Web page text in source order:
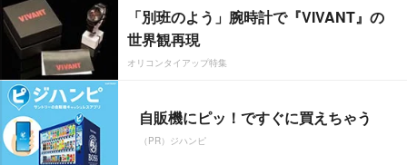
「別班のよう」腕時計で『VIVANT』の
世界観再現
オリコンタイアップ特集
自販機にピッ！ですぐに買えちゃう
（PR）ジハンピ